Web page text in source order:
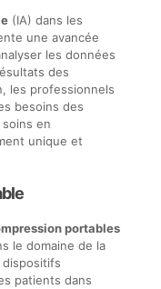
(IA) dans les
une avancée
les données
des
les professionnels
besoins des
en
unique et
portables
le domaine de la
patients dans